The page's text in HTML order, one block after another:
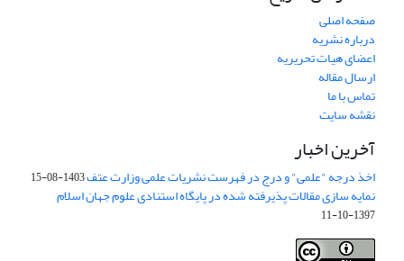
صفحه اصلی
درباره نشریه
اعضای هیات تحریریه
ارسال مقاله
تماس با ما
نقشه سایت
آخرین اخبار
اخذ درجه "علمی" و درج در فهرست نشریات علمی وزارت عتف1403-08-15
نمایه سازی مقالات پذیرفته شده در پایگاه استنادی علوم جهان اسلام
1397-10-11